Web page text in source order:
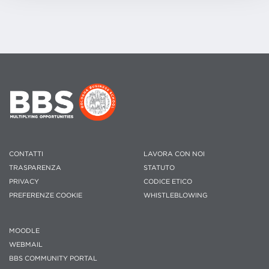
CONTATTI
TRASPARENZA
PRIVACY
PREFERENZE COOKIE
LAVORA CON NOI
STATUTO
CODICE ETICO
WHISTLEBLOWING
MOODLE
WEBMAIL
BBS COMMUNITY PORTAL